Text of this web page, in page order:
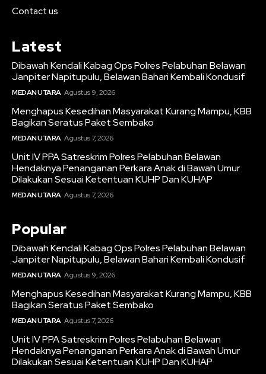
Contact us
Latest
Dibawah Kendali Kabag Ops Polres Pelabuhan Belawan
Janpiter Napitupulu, Belawan Bahari Kembali Kondusif
MEDAN UTARA Agustus 9, 2026
Menghapus Kesedihan Masyarakat Kurang Mampu, KBB
Bagikan Seratus Paket Sembako
MEDAN UTARA Agustus 7, 2026
Unit IV PPA Satreskrim Polres Pelabuhan Belawan
Hendaknya Penanganan Perkara Anak di Bawah Umur
Dilakukan Sesuai Ketentuan KUHP Dan KUHAP
MEDAN UTARA Agustus 7, 2026
Popular
Dibawah Kendali Kabag Ops Polres Pelabuhan Belawan
Janpiter Napitupulu, Belawan Bahari Kembali Kondusif
MEDAN UTARA Agustus 9, 2026
Menghapus Kesedihan Masyarakat Kurang Mampu, KBB
Bagikan Seratus Paket Sembako
MEDAN UTARA Agustus 7, 2026
Unit IV PPA Satreskrim Polres Pelabuhan Belawan
Hendaknya Penanganan Perkara Anak di Bawah Umur
Dilakukan Sesuai Ketentuan KUHP Dan KUHAP